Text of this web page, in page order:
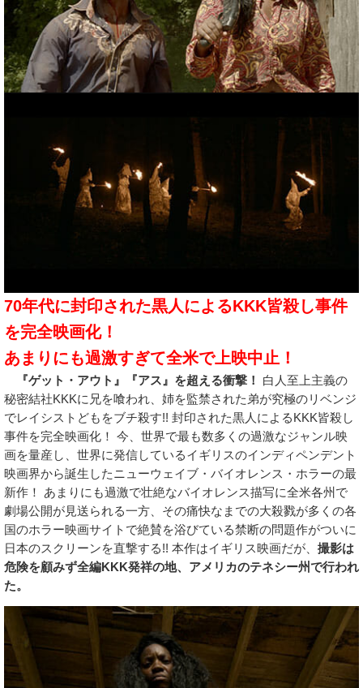
70年代に封印された黒人によるKKK皆殺し事件
を完全映画化！
あまりにも過激すぎて全米で上映中止！
『ゲット・アウト』『アス』を超える衝撃！
白人至上主義の
秘密結社KKKに兄を喰われ、姉を監禁された弟が究極のリベンジ
でレイシストどもをブチ殺す!! 封印された黒人によるKKK皆殺し
事件を完全映画化！ 今、世界で最も数多くの過激なジャンル映
画を量産し、世界に発信しているイギリスのインディペンデント
映画界から誕生したニューウェイブ・バイオレンス・ホラーの最
新作！ あまりにも過激で壮絶なバイオレンス描写に全米各州で
劇場公開が見送られる一方、その痛快なまでの大殺戮が多くの各
国のホラー映画サイトで絶賛を浴びている禁断の問題作がついに
日本のスクリーンを直撃する!! 本作はイギリス映画だが、 撮影は
危険を顧みず全編KKK発祥の地、アメリカのテネシー州で行われ
た。